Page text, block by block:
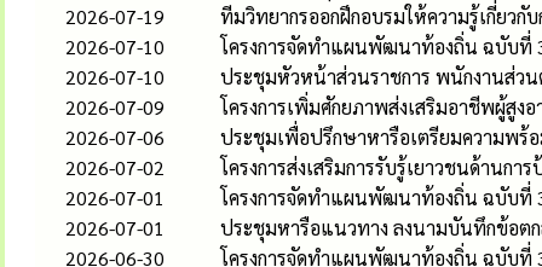
2026-07-19
ทีมวิทยากรออกฝึกอบรมให้ความรู้เกี่ยวกั
2026-07-10
โครงการจัดทำแผนพัฒนาท้องถิ่น ฉบับที่
2026-07-10
ประชุมหัวหน้าส่วนราชการ พนักงานส่ว
2026-07-09
โครงการเพิ่มศักยภาพส่งเสริมอาชีพผู้สูง
2026-07-06
ประชุมเพื่อปรึกษาหารือเตรียมความพร้
2026-07-02
โครงการส่งเสริมการรับรู้เยาวชนด้านก
2026-07-01
โครงการจัดทำแผนพัฒนาท้องถิ่น ฉบับที่
2026-07-01
ประชุมหารือแนวทาง ลงนามบันทึกข้อตก
2026-06-30
โครงการจัดทำแผนพัฒนาท้องถิ่น ฉบับที่